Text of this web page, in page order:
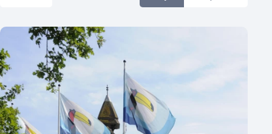
Aantal zalen
1 - 5 zalen
6 - 10 zalen
10 of meer zalen
Aantal personen